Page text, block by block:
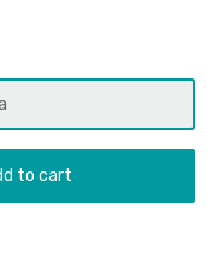
to cart